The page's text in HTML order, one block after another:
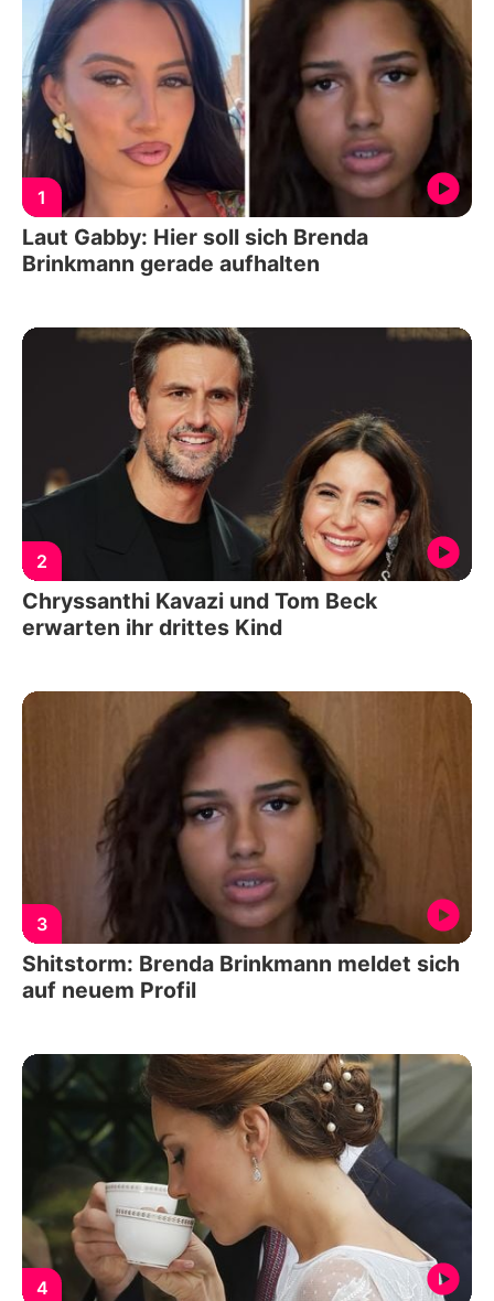
1
Laut Gabby: Hier soll sich Brenda
Brinkmann gerade aufhalten
2
Chryssanthi Kavazi und Tom Beck
erwarten ihr drittes Kind
3
Shitstorm: Brenda Brinkmann meldet sich
auf neuem Profil
4